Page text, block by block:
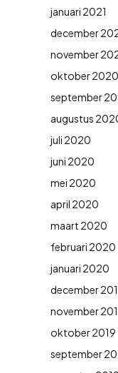
januari 2021
december
november
oktober 2020
september
augustus
juli 2020
juni 2020
mei 2020
april 2020
maart 2020
februari 2020
januari 2020
december
november
oktober 2019
september